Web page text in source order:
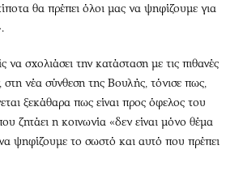
θα πρέπει όλοι μας να ψηφίζουμε για
σχολιάσει την κατάσταση με τις πιθανές
στη νέα σύνθεση της Βουλής, τόνισε πως,
ξεκάθαρα πως είναι προς όφελος του
ζητάει η κοινωνία «δεν είναι μόνο θέμα
ψηφίζουμε το σωστό και αυτό που πρέπει